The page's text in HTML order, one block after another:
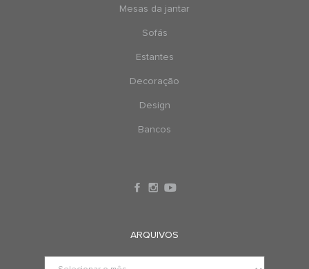
Mesas da jantar
Sofás
Estantes
Decoração
Design
Bancos
ARQUIVOS